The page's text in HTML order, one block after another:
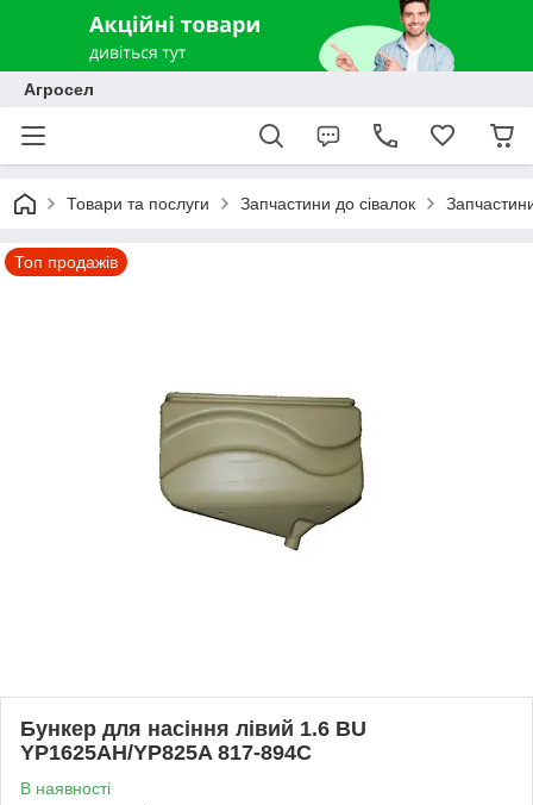
Агросел
Товари та послуги Запчастини до сівалок
Топ продажів
Бункер для насіння лівий 1.6 BU
YP1625AH/YP825A 817-894C
В наявності